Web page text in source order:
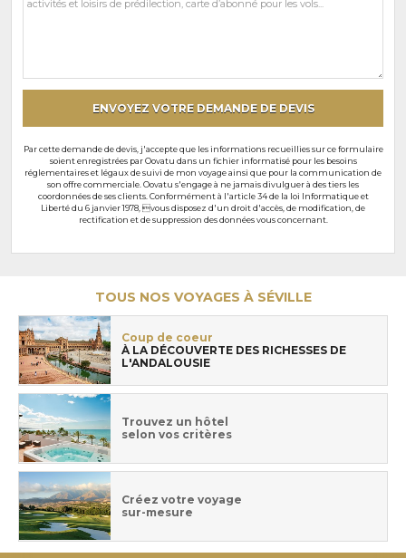
commentaires
ENVOYEZ VOTRE DEMANDE DE DEVIS
Par cette demande de devis, j'accepte que les informations recueillies sur ce formulaire
soient enregistrées par Oovatu dans un fichier informatisé pour les besoins
réglementaires et légaux de suivi de mon voyage ainsi que pour la communication de
son offre commerciale. Oovatu s'engage à ne jamais divulguer à des tiers les
coordonnées de ses clients. Conformément à l'article 34 de la loi Informatique et
Liberté du 6 janvier 1978, vous disposez d'un droit d'accès, de modification, de
rectification et de suppression des données vous concernant.
TOUS NOS VOYAGES À SÉVILLE
Coup de coeur
À LA DÉCOUVERTE DES RICHESSES DE
L'ANDALOUSIE
Trouvez un hôtel
selon vos critères
Créez votre voyage
sur-mesure